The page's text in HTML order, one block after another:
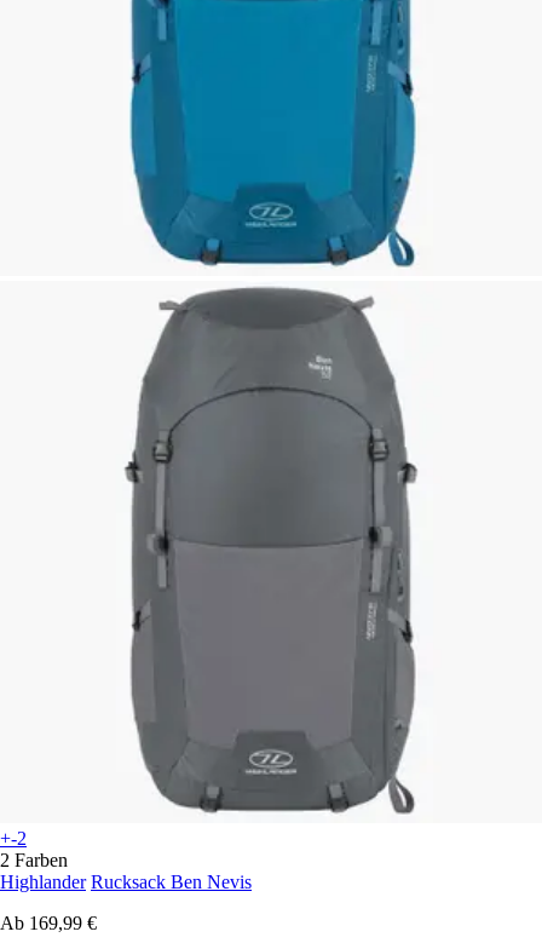
+-2
2 Farben
Highlander Rucksack Ben Nevis
Ab 169,99 €